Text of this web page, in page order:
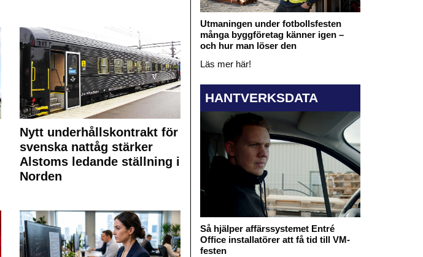
Nytt underhållskontrakt för
svenska nattåg stärker
Alstoms ledande ställning i
Norden
Utmaningen under fotbollsfesten
många byggföretag känner igen –
och hur man löser den
Läs mer här!
HANTVERKSDATA
Så hjälper affärssystemet Entré
Office installatörer att få tid till VM-
festen